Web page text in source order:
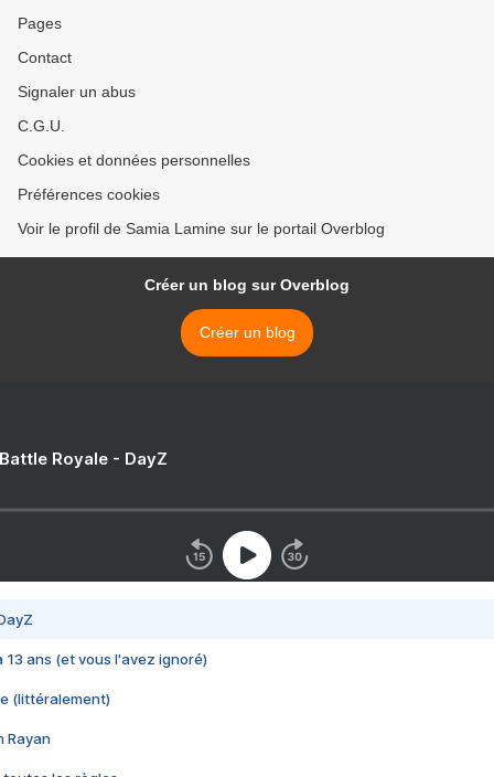
Pages
Contact
Signaler un abus
C.G.U.
Cookies et données personnelles
Préférences cookies
Voir le profil de Samia Lamine sur le portail Overblog
Créer un blog sur Overblog
Créer un blog
Royale - DayZ
13 ans (et vous l'avez ignoré)
(littéralement)
Rayan